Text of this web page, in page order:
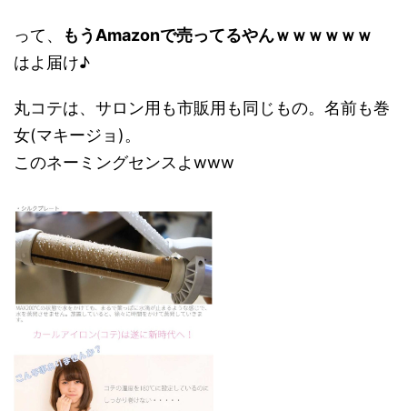
って、
もうAmazonで売ってるやんｗｗｗｗｗｗ
はよ届け♪
丸コテは、サロン用も市販用も同じもの。名前も巻
女(マキージョ)。
このネーミングセンスよwww